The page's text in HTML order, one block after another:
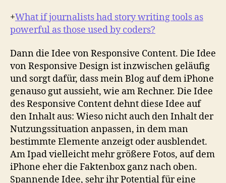
+What if journalists had story writing tools as
powerful as those used by coders?
Dann die Idee von Responsive Content. Die Idee
von Responsive Design ist inzwischen geläufig
und sorgt dafür, dass mein Blog auf dem iPhone
genauso gut aussieht, wie am Rechner. Die Idee
des Responsive Content dehnt diese Idee auf
den Inhalt aus: Wieso nicht auch den Inhalt der
Nutzungssituation anpassen, in dem man
bestimmte Elemente anzeigt oder ausblendet.
Am Ipad vielleicht mehr größere Fotos, auf dem
iPhone eher die Faktenbox ganz nach oben.
Spannende Idee, sehr ihr Potential für eine